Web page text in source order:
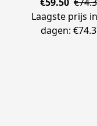
Laagste prijs
dagen: